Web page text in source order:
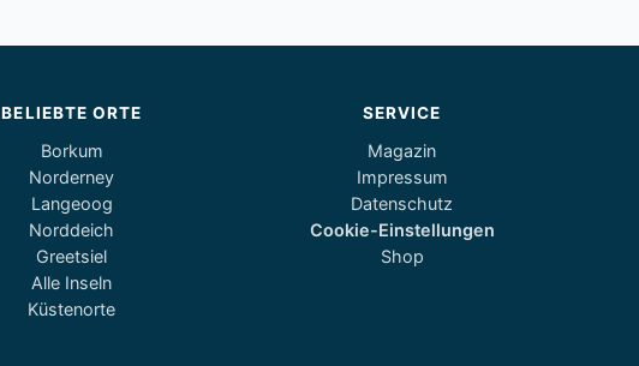
BELIEBTE ORTE
Borkum
Norderney
Langeoog
Norddeich
Greetsiel
Alle Inseln
Küstenorte
SERVICE
Magazin
Impressum
Datenschutz
Cookie-Einstellungen
Shop